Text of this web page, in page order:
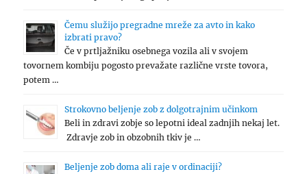
Čemu služijo pregradne mreže za avto in kako
izbrati pravo?
Če v prtljažniku osebnega vozila ali v svojem
tovornem kombiju pogosto prevažate različne vrste tovora,
potem …
Strokovno beljenje zob z dolgotrajnim učinkom
Beli in zdravi zobje so lepotni ideal zadnjih nekaj let.
Zdravje zob in obzobnih tkiv je …
Beljenje zob doma ali raje v ordinaciji?